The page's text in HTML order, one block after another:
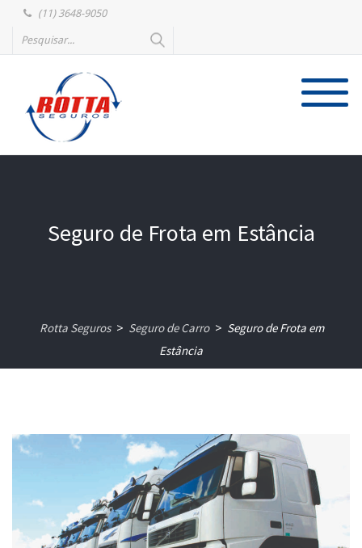
(11) 3648-9050
Seguro de Frota em Estância
Rotta Seguros > Seguro de Carro > Seguro de Frota em
Estância